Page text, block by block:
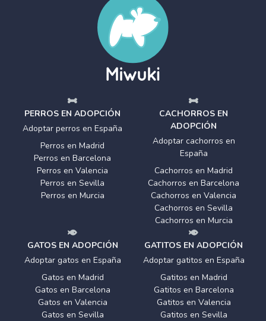
PERROS EN ADOPCIÓN
Adoptar perros en España
Perros en Madrid
Perros en Barcelona
Perros en Valencia
Perros en Sevilla
Perros en Murcia
CACHORROS EN
ADOPCIÓN
Adoptar cachorros en
España
Cachorros en Madrid
Cachorros en Barcelona
Cachorros en Valencia
Cachorros en Sevilla
Cachorros en Murcia
GATOS EN ADOPCIÓN
Adoptar gatos en España
Gatos en Madrid
Gatos en Barcelona
Gatos en Valencia
Gatos en Sevilla
GATITOS EN ADOPCIÓN
Adoptar gatitos en España
Gatitos en Madrid
Gatitos en Barcelona
Gatitos en Valencia
Gatitos en Sevilla